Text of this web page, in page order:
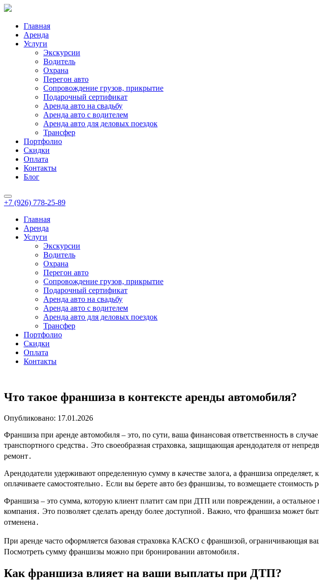
Главная
Аренда
Услуги
Экскурсии
Водитель
Охрана
Перегон авто
Сопровождение грузов, прикрытие
Подарочный сертификат
Аренда авто на свадьбу
Аренда авто с водителем
Аренда авто для деловых поездок
Трансфер
Портфолио
Скидки
Оплата
Контакты
Блог
+7 (926) 778-25-89
Главная
Аренда
Услуги
Экскурсии
Водитель
Охрана
Перегон авто
Сопровождение грузов, прикрытие
Подарочный сертификат
Аренда авто на свадьбу
Аренда авто с водителем
Аренда авто для деловых поездок
Трансфер
Портфолио
Скидки
Оплата
Контакты
Что такое франшиза в контексте аренды автомобиля?
Опубликовано: 17.01.2026
Франшиза при аренде автомобиля – это, по сути, ваша финансовая ответственность в
транспортного средства․ Это своеобразная страховка, защищающая арендодателя от
ремонт․
Арендодатели удерживают определенную сумму в качестве залога, а франшиза определяет,
оплачиваете самостоятельно․ Если вы берете авто без франшизы, то возмещаете стоимость
Франшиза – это сумма, которую клиент платит сам при ДТП или повреждении, а остальное
компания․ Это позволяет сделать аренду более доступной․ Важно, что франшиза может
отменена․
При аренде часто оформляется базовая страховка КАСКО с франшизой, ограничивающая
Посмотреть сумму франшизы можно при бронировании автомобиля․
Как франшиза влияет на ваши выплаты при ДТП?